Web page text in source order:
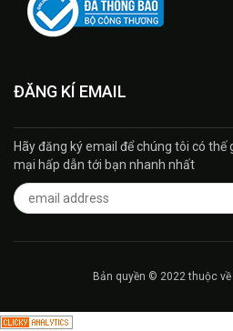
ĐĂNG KÍ EMAIL
Hãy đăng ký email để chúng tôi có
mại hấp dẫn tới bạn nhanh nhất
Bản quyền © 2022 thuộc về